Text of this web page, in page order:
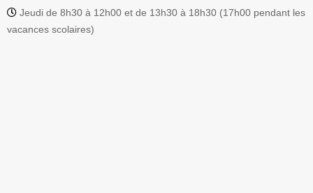
Jeudi de 8h30 à 12h00 et de 13h30 à 18h30 (17h00 pendant les
vacances scolaires)